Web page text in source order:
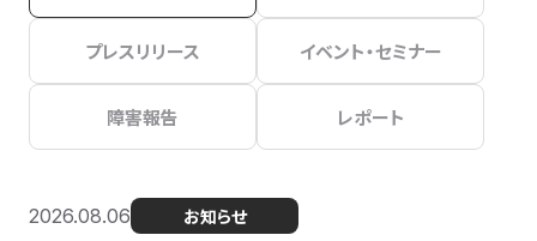
プレスリリース イベント・セミナー
障害報告 レポート
2026.08.06 お知らせ